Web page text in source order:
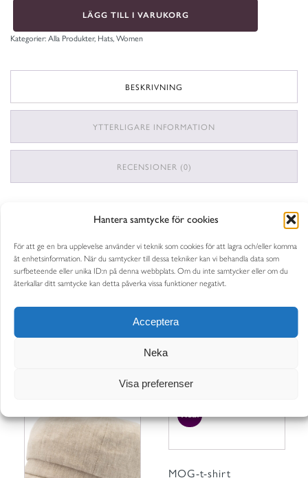
Hantera samtycke för cookies
För att ge en bra upplevelse använder vi teknik som cookies för att lagra och/eller komma
åt enhetsinformation. När du samtycker till dessa tekniker kan vi behandla data som
surfbeteende eller unika ID:n på denna webbplats. Om du inte samtycker eller om du
återkallar ditt samtycke kan detta påverka vissa funktioner negativt.
Acceptera
Neka
Visa preferenser
brown
damkeps
mängd
LÄGG TILL I VARUKORG
Kategorier:Alla Produkter, Hats,Women
BESKRIVNING
YTTERLIGARE INFORMATION
RECENSIONER (0)
BESKRIVNING
En vegamössa i ett brunt fiskbensmönster.
Denna mössa är ett utmärkt miljöval då den är gjord av ett
överblivet tyg i linne och bomull som inte går till spill.
RELATERADE PRODUKTER
här
produkten
har
flera
Rea!
MOG-t-shirt
här
har